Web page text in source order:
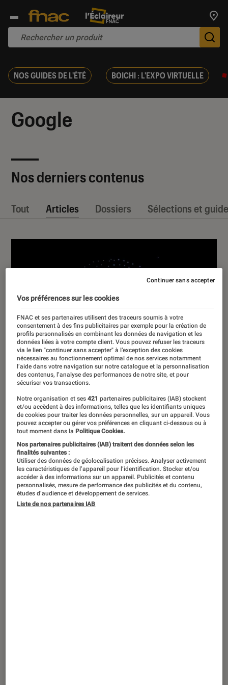
NOS GUIDES DE L'ÉTÉ BOICHI : L'EXPO VIRTUELLE
Google
Nos derniers contenus
Tout Articles Dossiers Sélections et
Profitez de l’abonnement Gemini 3 Pro
à -50% pendant un an
ACTU
Application • 24 déc. 2025
Vos préférences sur les cookies
FNAC et ses partenaires utilisent des traceurs soumis à votre
consentement à des fins publicitaires par exemple pour la création de
profils personnalisés en combinant les données de navigation et les
données liées à votre compte client. Vous pouvez refuser les traceurs
via le lien "continuer sans accepter" à l’exception des cookies
nécessaires au fonctionnement optimal de nos services notamment
l’aide dans votre navigation sur notre catalogue et la personnalisation
des contenus, l’analyse des performances de notre site, et pour
sécuriser vos transactions.
Notre organisation et ses421 partenaires publicitaires (IAB) stockent
et/ou accèdent à des informations, telles que les identifiants uniques
de cookies pour traiter les données personnelles, sur un appareil. Vous
pouvez accepter ou gérer vos préférences en cliquant ci-dessous ou à
tout moment dans la Politique Cookies.
Nos partenaires publicitaires (IAB) traitent des données selon les
finalités suivantes :
Utiliser des données de géolocalisation précises. Analyser activement
les caractéristiques de l’appareil pour l’identification. Stocker et/ou
accéder à des informations sur un appareil. Publicités et contenu
personnalisés, mesure de performance des publicités et du contenu,
études d’audience et développement de services.
Liste de nos partenaires IAB
Continuer sans accepter